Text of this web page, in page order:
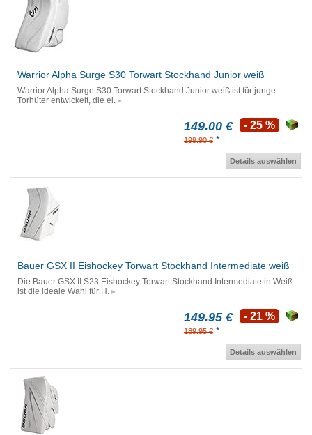
Warrior Alpha Surge S30 Torwart Stockhand Junior weiß
Warrior Alpha Surge S30 Torwart Stockhand Junior weiß ist für junge
Torhüter entwickelt, die ei.
149.00 €
199.90 € *
- 25 %
Details auswählen
Bauer GSX II Eishockey Torwart Stockhand Intermediate weiß
Die Bauer GSX II S23 Eishockey Torwart Stockhand Intermediate in Weiß
ist die ideale Wahl für H.
149.95 €
189.95 € *
- 21 %
Details auswählen